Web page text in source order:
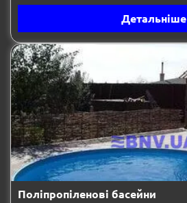
Детальніше
Поліпропіленові басейни